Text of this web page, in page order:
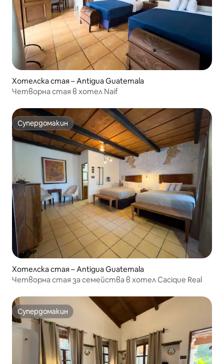
Хотелска стая – Antigua Guatemala
Четворна стая в хотел Naif
Супердомакин
Супердомакин
Хотелска стая – Antigua Guatemala
Четворна стая за семейства в хотел Cacique Real
Супердомакин
Супердомакин